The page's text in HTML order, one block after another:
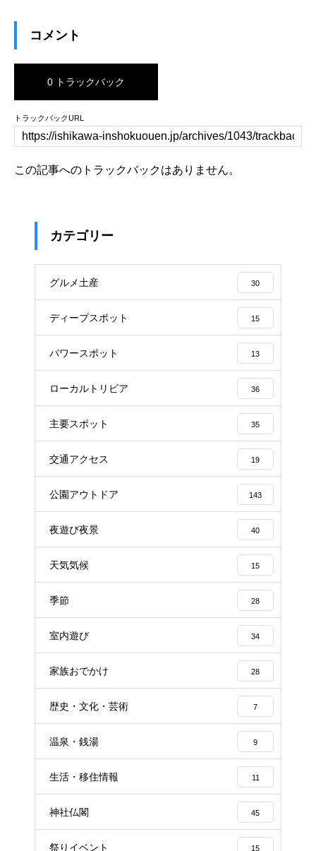
コメント
0 トラックバック
トラックバックURL
この記事へのトラックバックはありません。
カテゴリー
グルメ土産 30
ディープスポット 15
パワースポット 13
ローカルトリビア 36
主要スポット 35
交通アクセス 19
公園アウトドア 143
夜遊び夜景 40
天気気候 15
季節 28
室内遊び 34
家族おでかけ 28
歴史・文化・芸術 7
温泉・銭湯 9
生活・移住情報 11
神社仏閣 45
祭りイベント 15